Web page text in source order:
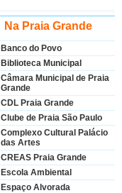
Na Praia Grande
Banco do Povo
Biblioteca Municipal
Câmara Municipal de Praia
Grande
CDL Praia Grande
Clube de Praia São Paulo
Complexo Cultural Palácio
das Artes
CREAS Praia Grande
Escola Ambiental
Espaço Alvorada